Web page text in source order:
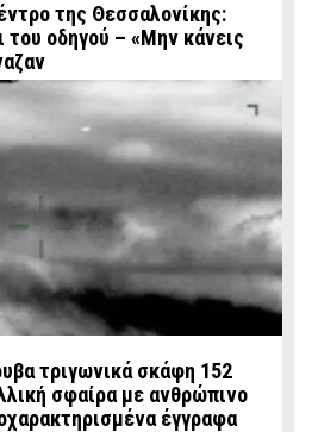
της Θεσσαλονίκης:
του οδηγού – «Μην κάνεις
τριγωνικά σκάφη 152
σφαίρα με ανθρώπινο
έγγραφα